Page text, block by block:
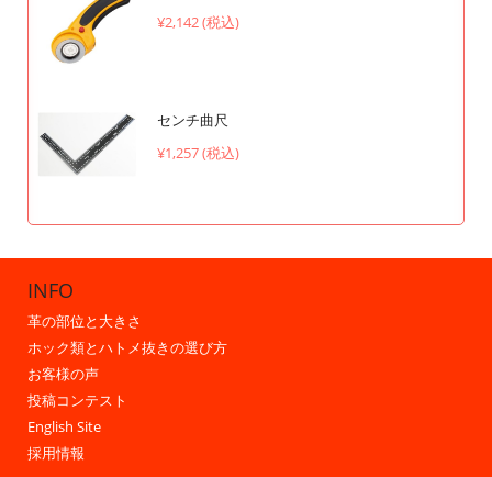
¥2,142 (税込)
センチ曲尺
¥1,257 (税込)
INFO
革の部位と大きさ
ホック類とハトメ抜きの選び方
お客様の声
投稿コンテスト
English Site
採用情報